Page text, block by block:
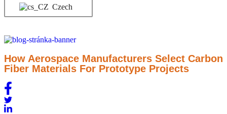
Czech
How Aerospace Manufacturers Select Carbon
Fiber Materials For Prototype Projects